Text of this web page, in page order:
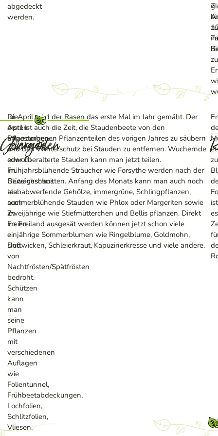
abgedeckt
werden.
zu
7
Gemüse
Die
ersten
Pflanzungen
–
sowohl
im
Gewächshaus
als
auch
im
Freien
–
sind
von
Nachtfrösten/Spätfrösten
bedroht.
Schützen
kann
man
seine
Pflanzen
mit
verschiedenen
Auflagen
wie
Folientunnel,
Frühbeetabdeckungen,
Lochfolien,
Schlitzfolien,
Vliesen.
Ziergarten
Im April wird derRasendas erste Mal im Jahr gemäht. Der
April ist auch die Zeit, die Staudenbeete von den
abgestorbenen Pflanzenteilen des vorigen Jahres zu säubern
und den Winterschutz bei Stauden zu entfernen. Wuchernde
oder überalterte Stauden kann man jetzt teilen.
Frühjahrsblühende Sträucher wie Forsythe werden nach der
Blüte geschnitten. Anfang des Monats kann man auch noch
laubabwerfende Gehölze, immergrüne, Schlingpflanzen,
sommerblühende Stauden wie Phlox oder Margeriten sowie
Zweijährige wie Stiefmütterchen und Bellis pflanzen. Direkt
ins Freiland ausgesät werden können jetzt schon viele
einjährige Sommerblumen wie Ringelblume, Goldmohn,
Duftwicken, Schleierkraut, Kapuzinerkresse und viele andere.
ist
es